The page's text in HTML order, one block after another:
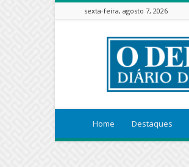
sexta-feira, agosto 7, 2026
ODEBATEON
Home Destaques